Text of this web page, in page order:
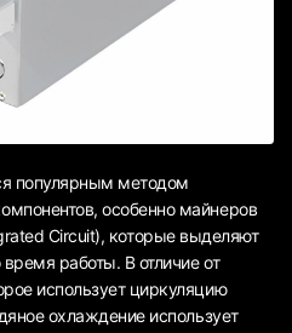
популярным методом
особенно майнеров
Circuit), которые выделяют
работы. В отличие от
использует циркуляцию
охлаждение использует